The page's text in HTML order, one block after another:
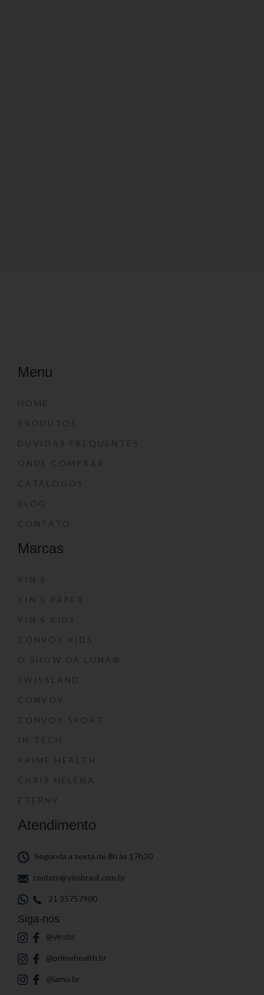
Menu
HOME
PRODUTOS
DÚVIDAS FREQUENTES
ONDE COMPRAR
CATÁLOGOS
BLOG
CONTATO
Marcas
YIN’S
YIN’S PAPER
YIN’S KIDS
CONVOY KIDS
O SHOW DA LUNA®
SWISSLAND
CONVOY
CONVOY SPORT
IN-TECH
PRIME HEALTH
CHRIS HELENA
ETERNY
Atendimento
Segunda a sexta de 8h às 17h30
contato@yinsbrasil.com.br
21 35757900
Siga-nos
@yinsbr
@primehealth.br
@iamo.br